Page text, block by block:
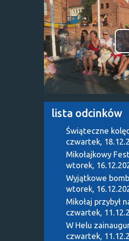
lista odcinków
Świąteczne
czwartek,
Mikołajkowy
wtorek,
Wyjątkowe
wtorek,
Mikołaj przybył
czwartek,
W Helu
czwartek,